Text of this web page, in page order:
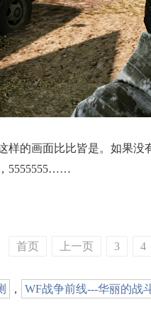
的画面比比皆是。如果没
5555555……
首页 上一页 3 4
， WF战争前线---华丽的战